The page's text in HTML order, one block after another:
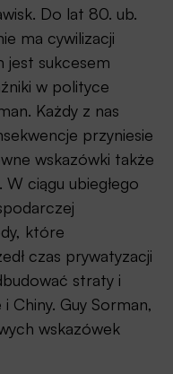
Do lat 80. ub.
ma cywilizacji
jest sukcesem
w polityce
Każdy z nas
przyniesie
wskazówki także
ciągu ubiegłego
które
czas prywatyzacji
straty i
Chiny. Guy Sorman,
wskazówek